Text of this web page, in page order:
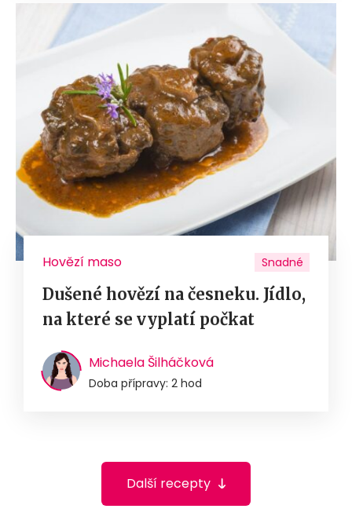
Hovězí maso Snadné
Dušené hovězí na česneku. Jídlo,
na které se vyplatí počkat
Michaela Šilháčková
Doba přípravy: 2 hod
Další recepty